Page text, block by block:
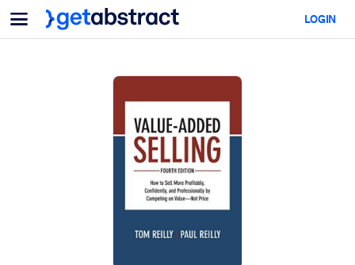
Menu
For Teams & Leaders
Equip your employees with critical AI skills.
Leadership Development
Prepare your leaders for the next era of work.
Collaborative Learning
Make it easy for teams to learn together, solve real problems, and
For AI Systems
LOGIN